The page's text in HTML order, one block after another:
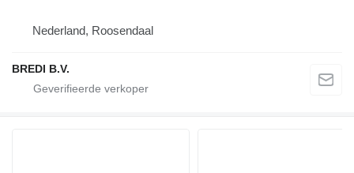
Nederland, Roosendaal
BREDI B.V.